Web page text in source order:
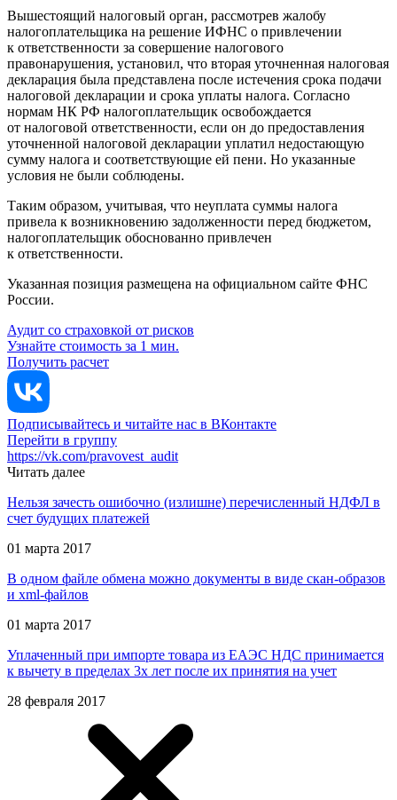
Вышестоящий налоговый орган, рассмотрев жалобу
налогоплательщика на решение ИФНС о привлечении
к ответственности за совершение налогового
правонарушения, установил, что вторая уточненная налоговая
декларация была представлена после истечения срока подачи
налоговой декларации и срока уплаты налога. Согласно
нормам НК РФ налогоплательщик освобождается
от налоговой ответственности, если он до предоставления
уточненной налоговой декларации уплатил недостающую
сумму налога и соответствующие ей пени. Но указанные
условия не были соблюдены.
Таким образом, учитывая, что неуплата суммы налога
привела к возникновению задолженности перед бюджетом,
налогоплательщик обоснованно привлечен
к ответственности.
Указанная позиция размещена на официальном сайте ФНС
России.
Аудит со страховкой от рисков
Узнайте стоимость за 1 мин.
Получить расчет
Подписывайтесь и читайте нас в ВКонтакте
Перейти в группу
https://vk.com/pravovest_audit
Читать далее
Нельзя зачесть ошибочно (излишне) перечисленный НДФЛ в
счет будущих платежей
01 марта 2017
В одном файле обмена можно документы в виде скан-образов
и xml-файлов
01 марта 2017
Уплаченный при импорте товара из ЕАЭС НДС принимается
к вычету в пределах 3х лет после их принятия на учет
28 февраля 2017